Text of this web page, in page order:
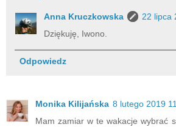
Anna Kruczkowska
22 lipca
Dziękuję, Iwono.
Odpowiedz
Monika Kilijańska 8 lutego 2019
Mam zamiar w te wakacje wybrać